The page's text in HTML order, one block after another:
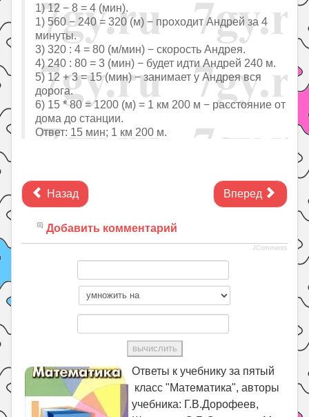
1) 12 − 8 = 4 (мин).
1) 560 − 240 = 320 (м) − проходит Андрей за 4
минуты.
3) 320 : 4 = 80 (м/мин) − скорость Андрея.
4) 240 : 80 = 3 (мин) − будет идти Андрей 240 м.
5) 12 + 3 = 15 (мин) − занимает у Андрея вся
дорога.
6) 15 * 80 = 1200 (м) = 1 км 200 м − расстояние от
дома до станции.
Ответ: 15 мин; 1 км 200 м.
Назад Вперед
Добавить комментарий
JComments
Ответы к учебнику за пятый
класс "Математика", авторы
учебника: Г.В.Дорофеев,